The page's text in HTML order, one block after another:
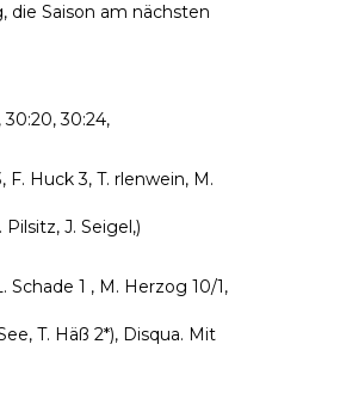
die Saison am nächsten
30:20, 30:24,
Huck 3, T. rlenwein, M.
J. Seigel,)
Schade 1 , M. Herzog 10/1,
T. Häß 2*), Disqua. Mit